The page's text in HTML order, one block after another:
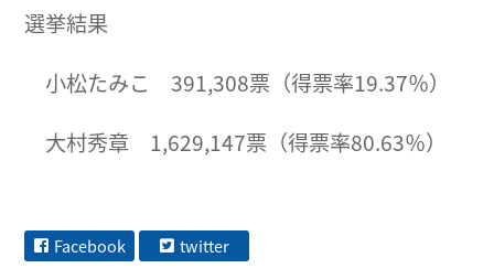
選挙結果
小松たみこ 391,308票（得票率19.37％）
大村秀章 1,629,147票（得票率80.63％）
Facebook twitter